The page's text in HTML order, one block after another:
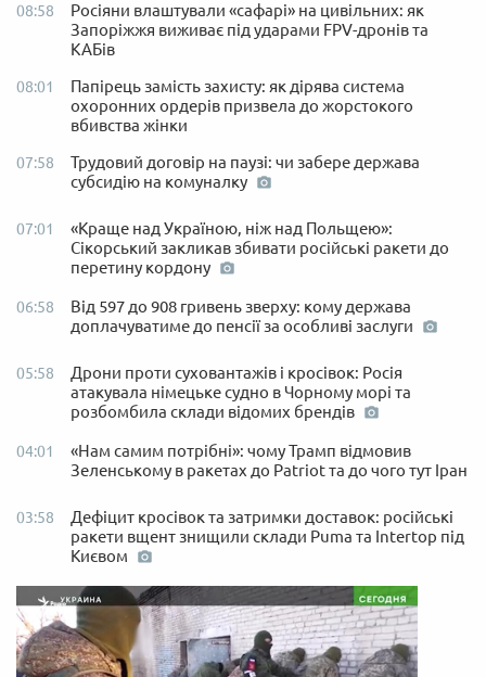
08:58
Росіяни влаштували «сафарі» на цивільних: як
Запоріжжя виживає під ударами FPV-дронів та
КАБів
08:01
Папірець замість захисту: як дірява система
охоронних ордерів призвела до жорстокого
вбивства жінки
07:58
Трудовий договір на паузі: чи забере держава
субсидію на комуналку
07:01
«Краще над Україною, ніж над Польщею»:
Сікорський закликав збивати російські ракети до
перетину кордону
06:58
Від 597 до 908 гривень зверху: кому держава
доплачуватиме до пенсії за особливі заслуги
05:58
Дрони проти суховантажів і кросівок: Росія
атакувала німецьке судно в Чорному морі та
розбомбила склади відомих брендів
04:01
«Нам самим потрібні»: чому Трамп відмовив
Зеленському в ракетах до Patriot та до чого тут Іран
03:58
Дефіцит кросівок та затримки доставок: російські
ракети вщент знищили склади Puma та Intertop під
Києвом